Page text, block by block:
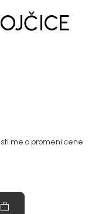
me o promeni cene